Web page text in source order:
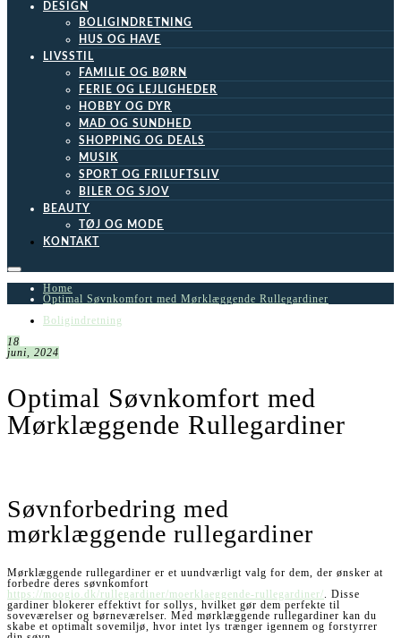
DESIGN
BOLIGINDRETNING
HUS OG HAVE
LIVSSTIL
FAMILIE OG BØRN
FERIE OG LEJLIGHEDER
HOBBY OG DYR
MAD OG SUNDHED
SHOPPING OG DEALS
MUSIK
SPORT OG FRILUFTSLIV
BILER OG SJOV
BEAUTY
TØJ OG MODE
KONTAKT
Home
Optimal Søvnkomfort med Mørklæggende Rullegardiner
Boligindretning
18
juni, 2024
Optimal Søvnkomfort med
Mørklæggende Rullegardiner
Søvnforbedring med
mørklæggende rullegardiner
Mørklæggende rullegardiner er et uundværligt valg for dem, der ønsker at
forbedre deres søvnkomfort
https://moogio.dk/rullegardiner/moerklaeggende-rullegardiner/. Disse
gardiner blokerer effektivt for sollys, hvilket gør dem perfekte til
soveværelser og børneværelser. Med mørklæggende rullegardiner kan du
skabe et optimalt sovemiljø, hvor intet lys trænger igennem og forstyrrer